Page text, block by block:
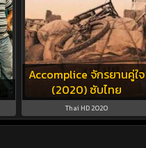
Accomplice จักรยานคู่ใจ
(2020) ซับไทย
Thai HD 2020